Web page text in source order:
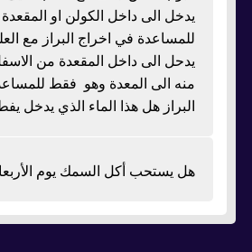
يدخل الى داخل الكولن او
للمساعدة في اخراج البراز مع
يدحل الى داخل المقعدة من
منه الى المعدة وهو فقط
البراز هل هذا الماء الذي يدخل
هل يستحب أكل السمك يوم